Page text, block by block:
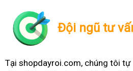
Đội ngũ tư
Tại shopdayroi.com, chúng tôi